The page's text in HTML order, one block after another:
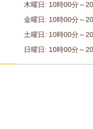
木曜日: 10時00分～
金曜日: 10時00分～
土曜日: 10時00分～
日曜日: 10時00分～